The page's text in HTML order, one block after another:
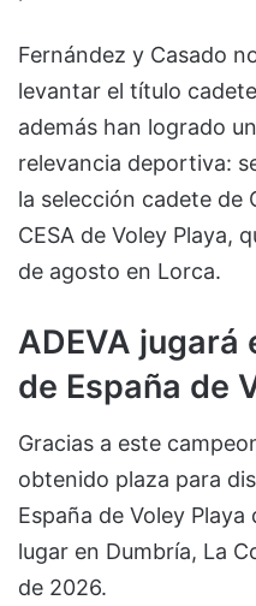
Fernández y Casado
levantar el título
además han logrado
relevancia deportiva:
la selección cadete de
CESA de Voley Playa,
de agosto en Lorca.
ADEVA jugará
de España de
Gracias a este
obtenido plaza para
España de Voley
lugar en Dumbría, La
de 2026.